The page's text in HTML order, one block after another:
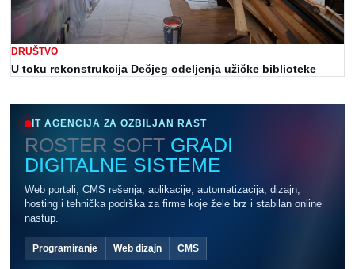
DRUŠTVO
U toku rekonstrukcija Dečjeg odeljenja užičke biblioteke
IT AGENCIJA ZA OZBILJAN RAST
ROSTER SOFT GRADI
DIGITALNE SISTEME
Web portali, CMS rešenja, aplikacije, automatizacija, dizajn,
hosting i tehnička podrška za firme koje žele brz i stabilan online
nastup.
Programiranje Web dizajn CMS